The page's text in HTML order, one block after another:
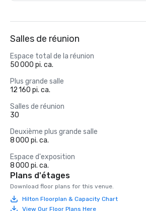
Salles de réunion
Espace total de la réunion
50 000 pi. ca.
Plus grande salle
12 160 pi. ca.
Salles de réunion
30
Deuxième plus grande salle
8 000 pi. ca.
Espace d'exposition
8 000 pi. ca.
Plans d'étages
Download floor plans for this venue.
Hilton Floorplan & Capacity Chart
View Our Floor Plans Here